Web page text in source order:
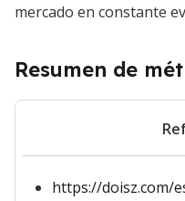
mercado en constante
Resumen de
https://doisz.com/